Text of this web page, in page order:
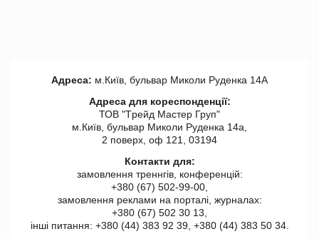
Адреса: м.Київ, бульвар Миколи Руденка 14А
Адреса для кореспонденції:
ТОВ "Tрейд Мастер Груп"
м.Київ, бульвар Миколи Руденка 14а,
2 поверх, оф 121, 03194
Контакти для:
замовлення треннгів, конференцій:
+380 (67) 502-99-00,
замовлення реклами на порталі, журналах:
+380 (67) 502 30 13,
інші питання: +380 (44) 383 92 39, +380 (44) 383 50 34.